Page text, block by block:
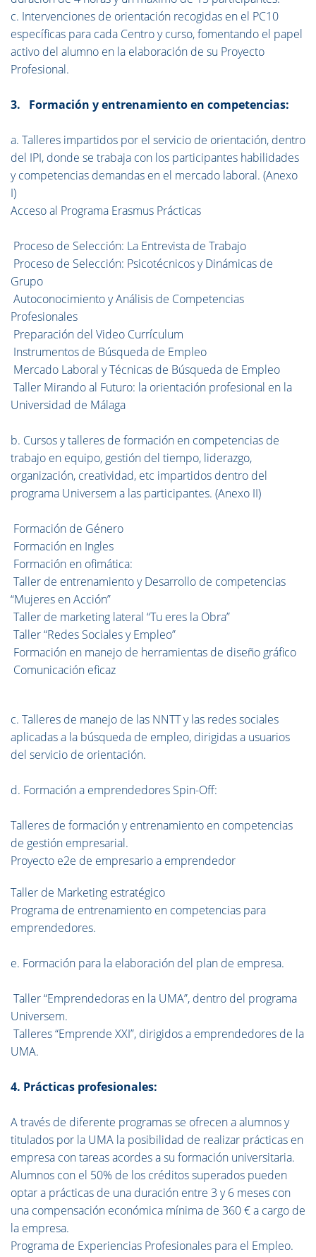
c. Intervenciones de orientación recogidas en el PC10
específicas para cada Centro y curso, fomentando el papel
activo del alumno en la elaboración de su Proyecto
Profesional.
3. Formación y entrenamiento en competencias:
a. Talleres impartidos por el servicio de orientación, dentro
del IPI, donde se trabaja con los participantes habilidades
y competencias demandas en el mercado laboral. (Anexo
I)
Acceso al Programa Erasmus Prácticas
Proceso de Selección: La Entrevista de Trabajo
Proceso de Selección: Psicotécnicos y Dinámicas de
Grupo
Autoconocimiento y Análisis de Competencias
Profesionales
Preparación del Video Currículum
Instrumentos de Búsqueda de Empleo
Mercado Laboral y Técnicas de Búsqueda de Empleo
Taller Mirando al Futuro: la orientación profesional en la
Universidad de Málaga
b. Cursos y talleres de formación en competencias de
trabajo en equipo, gestión del tiempo, liderazgo,
organización, creatividad, etc impartidos dentro del
programa Universem a las participantes. (Anexo II)
Formación de Género
Formación en Ingles
Formación en ofimática:
Taller de entrenamiento y Desarrollo de competencias
“Mujeres en Acción”
Taller de marketing lateral “Tu eres la Obra”
Taller “Redes Sociales y Empleo”
Formación en manejo de herramientas de diseño gráfico
Comunicación eficaz
c. Talleres de manejo de las NNTT y las redes sociales
aplicadas a la búsqueda de empleo, dirigidas a usuarios
del servicio de orientación.
d. Formación a emprendedores Spin-Off:
Talleres de formación y entrenamiento en competencias
de gestión empresarial.
Proyecto e2e de empresario a emprendedor
Taller de Marketing estratégico
Programa de entrenamiento en competencias para
emprendedores.
e. Formación para la elaboración del plan de empresa.
Taller “Emprendedoras en la UMA”, dentro del programa
Universem.
Talleres “Emprende XXI”, dirigidos a emprendedores de la
UMA.
4. Prácticas profesionales:
A través de diferente programas se ofrecen a alumnos y
titulados por la UMA la posibilidad de realizar prácticas en
empresa con tareas acordes a su formación universitaria.
Alumnos con el 50% de los créditos superados pueden
optar a prácticas de una duración entre 3 y 6 meses con
una compensación económica mínima de 360 € a cargo de
la empresa.
Programa de Experiencias Profesionales para el Empleo.